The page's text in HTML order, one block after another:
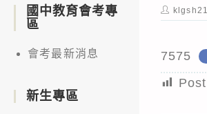
Post
author:
7575
國中教育會考專
區
會考最新消息
新生專區